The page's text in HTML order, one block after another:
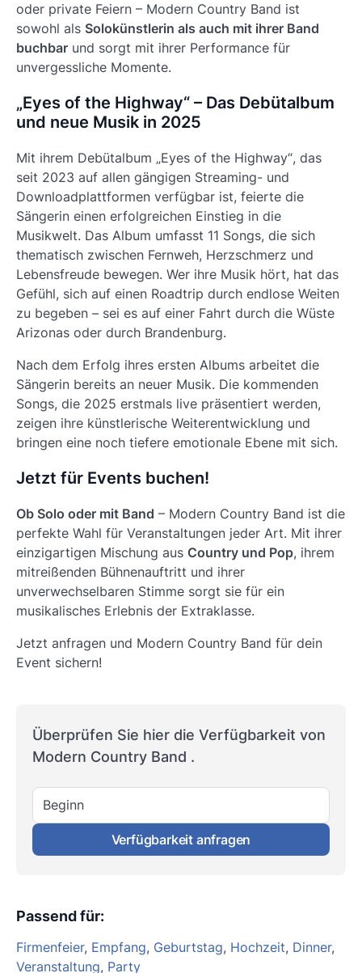
oder private Feiern – Modern Country Band ist
sowohl als Solokünstlerin als auch mit ihrer Band
buchbar und sorgt mit ihrer Performance für
unvergessliche Momente.
„Eyes of the Highway“ – Das Debütalbum
und neue Musik in 2025
Mit ihrem Debütalbum „Eyes of the Highway“, das
seit 2023 auf allen gängigen Streaming- und
Downloadplattformen verfügbar ist, feierte die
Sängerin einen erfolgreichen Einstieg in die
Musikwelt. Das Album umfasst 11 Songs, die sich
thematisch zwischen Fernweh, Herzschmerz und
Lebensfreude bewegen. Wer ihre Musik hört, hat das
Gefühl, sich auf einen Roadtrip durch endlose Weiten
zu begeben – sei es auf einer Fahrt durch die Wüste
Arizonas oder durch Brandenburg.
Nach dem Erfolg ihres ersten Albums arbeitet die
Sängerin bereits an neuer Musik. Die kommenden
Songs, die 2025 erstmals live präsentiert werden,
zeigen ihre künstlerische Weiterentwicklung und
bringen eine noch tiefere emotionale Ebene mit sich.
Jetzt für Events buchen!
Ob Solo oder mit Band – Modern Country Band ist die
perfekte Wahl für Veranstaltungen jeder Art. Mit ihrer
einzigartigen Mischung aus Country und Pop, ihrem
mitreißenden Bühnenauftritt und ihrer
unverwechselbaren Stimme sorgt sie für ein
musikalisches Erlebnis der Extraklasse.
Jetzt anfragen und Modern Country Band für dein
Event sichern!
Überprüfen Sie hier die Verfügbarkeit von
Modern Country Band .
Beginn
Verfügbarkeit anfragen
Passend für:
Firmenfeier, Empfang, Geburtstag, Hochzeit, Dinner,
Veranstaltung, Party